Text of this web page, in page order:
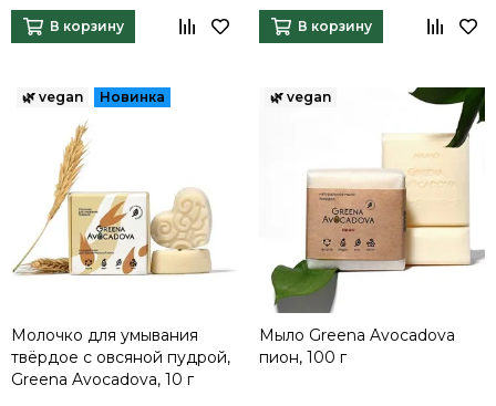
В корзину В корзину
Молочко для умывания
твёрдое с овсяной пудрой,
Greena Avocadova, 10 г
Мыло Greena Avocadova
пион, 100 г